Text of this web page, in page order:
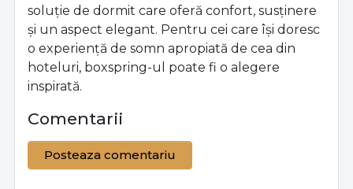
soluție de dormit care oferă confort, susținere
și un aspect elegant. Pentru cei care își doresc
o experiență de somn apropiată de cea din
hoteluri, boxspring-ul poate fi o alegere
inspirată.
Comentarii
Posteaza comentariu